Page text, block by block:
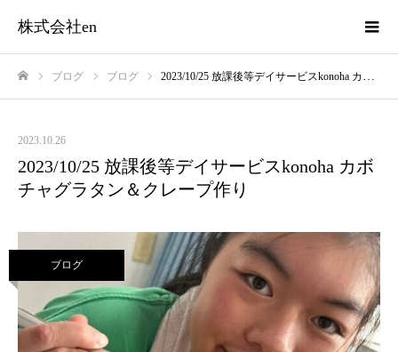
株式会社en
ブログ ブログ 2023/10/25 放課後等デイサービスkonoha カボチャグラタン＆クレープ作り
2023.10.26
2023/10/25 放課後等デイサービスkonoha カボ
チャグラタン＆クレープ作り
ブログ